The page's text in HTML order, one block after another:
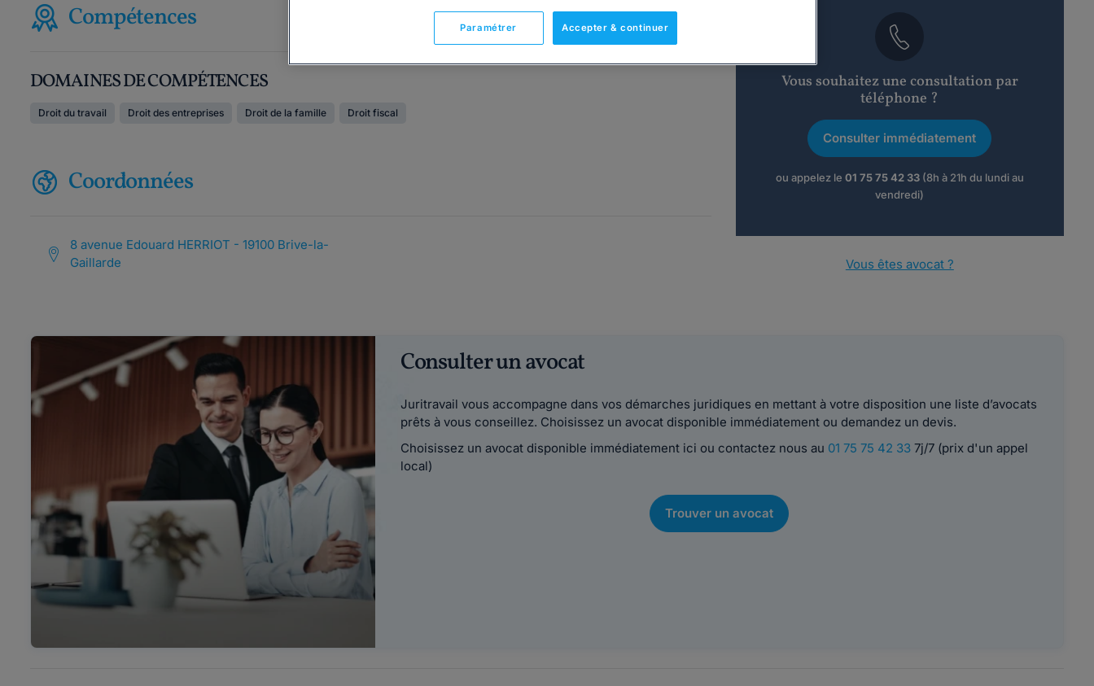
Compétences
DOMAINES DE COMPÉTENCES
Droit du travail Droit des entreprises Droit de la famille Droit fiscal
Coordonnées
8 avenue Edouard HERRIOT - 19100 Brive-la-
Gaillarde
Vous souhaitez une consultation par
téléphone ?
Consulter immédiatement
ou appelez le 01 75 75 42 33(8h à 21h du lundi au
vendredi)
Vous êtes avocat ?
Consulter un avocat
Juritravail vous accompagne dans vos démarches juridiques en mettant à votre disposition une liste d’avocats
prêts à vous conseillez. Choisissez un avocat disponible immédiatement ou demandez un devis.
Choisissez un avocat disponible immédiatement ici ou contactez nous au 01 75 75 42 337j/7 (prix d'un appel
local)
Trouver un avocat
Accepter & continuer
Paramétrer